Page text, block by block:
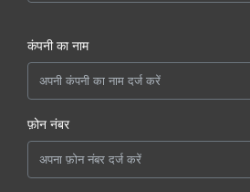
कंपनी का नाम
फ़ोन नंबर